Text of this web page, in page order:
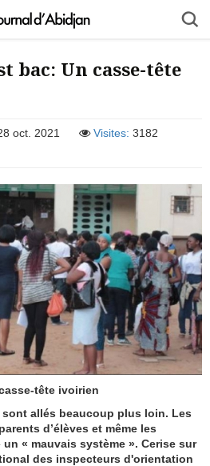
bac: Un casse-tête
oct. 2021 Visites: 3182
tête ivoirien
allés beaucoup plus loin. Les
d’élèves et même les
« mauvais système ». Cerise sur
des inspecteurs d'orientation